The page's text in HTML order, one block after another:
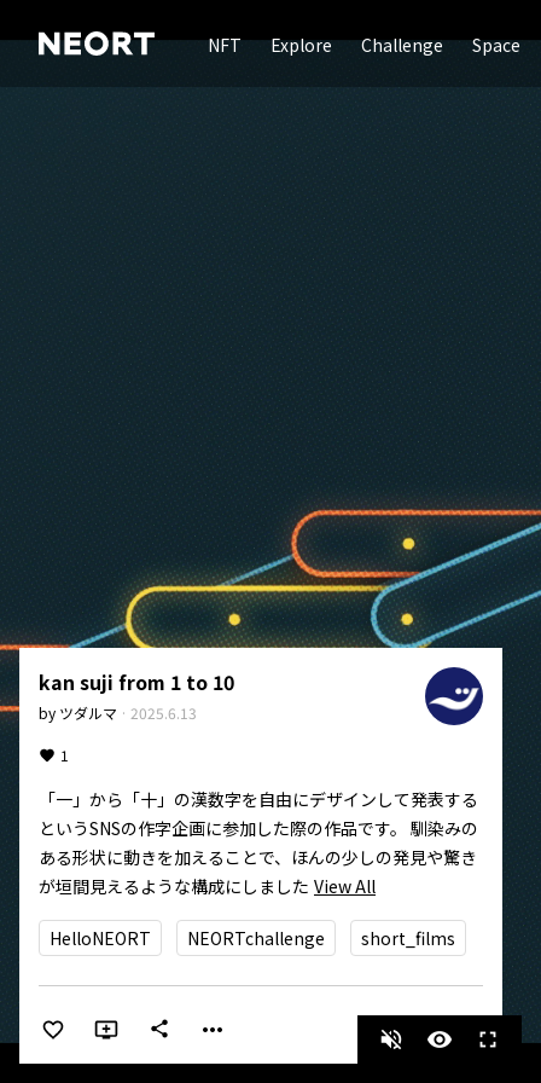
NFT Explore Challenge Space
kan suji from 1 to 10
by ツダルマ · 2025.6.13
1
「一」から「十」の漢数字を自由にデザインして発表する
というSNSの作字企画に参加した際の作品です。 馴染みの
ある形状に動きを加えることで、ほんの少しの発見や驚き
が垣間見えるような構成にしました View All
HelloNEORT NEORTchallenge short_films
share more_horiz volume_off visibility fullscreen